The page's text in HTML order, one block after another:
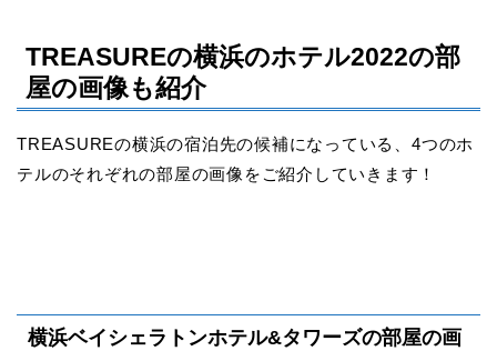
TREASUREの横浜のホテル2022の部
屋の画像も紹介
TREASUREの横浜の宿泊先の候補になっている、4つのホ
テルのそれぞれの部屋の画像をご紹介していきます！
横浜ベイシェラトンホテル&タワーズの部屋の画